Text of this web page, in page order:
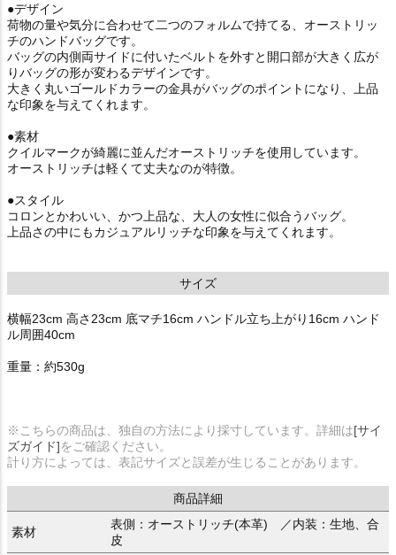
●デザイン
荷物の量や気分に合わせて二つのフォルムで持てる、オーストリッ
チのハンドバッグです。
バッグの内側両サイドに付いたベルトを外すと開口部が大きく広が
りバッグの形が変わるデザインです。
大きく丸いゴールドカラーの金具がバッグのポイントになり、上品
な印象を与えてくれます。
●素材
クイルマークが綺麗に並んだオーストリッチを使用しています。
オーストリッチは軽くて丈夫なのが特徴。
●スタイル
コロンとかわいい、かつ上品な、大人の女性に似合うバッグ。
上品さの中にもカジュアルリッチな印象を与えてくれます。
サイズ
横幅23cm 高さ23cm 底マチ16cm ハンドル立ち上がり16cm ハンド
ル周囲40cm
重量：約530g
※こちらの商品は、独自の方法により採寸しています。詳細は[サイ
ズガイド]をご確認ください。
計り方によっては、表記サイズと誤差が生じることがあります。
商品詳細
素材
表側：オーストリッチ(本革) ／内装：生地、合
皮